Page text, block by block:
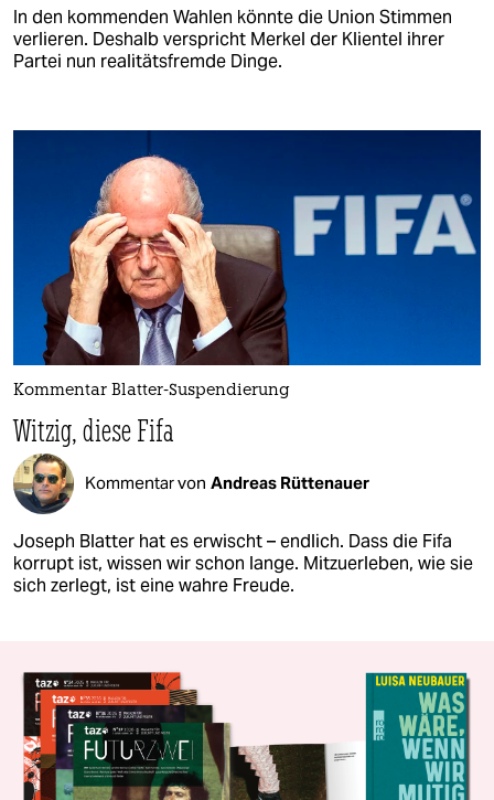
In den kommenden Wahlen könnte die Union Stimmen
verlieren. Deshalb verspricht Merkel der Klientel ihrer
Partei nun realitätsfremde Dinge.
Kommentar Blatter-Suspendierung
Witzig, diese Fifa
Kommentar von Andreas Rüttenauer
Joseph Blatter hat es erwischt – endlich. Dass die Fifa
korrupt ist, wissen wir schon lange. Mitzuerleben, wie sie
sich zerlegt, ist eine wahre Freude.